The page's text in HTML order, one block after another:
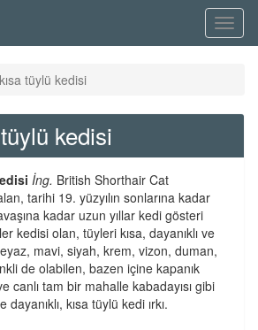
Menü
tüylü kedisi
kedisi
İng. British Shorthair Cat
tarihi 19. yüzyılın sonlarına kadar
kadar uzun yıllar kedi gösteri
kedisi olan, tüyleri kısa, dayanıklı ve
mavi, siyah, krem, vizon, duman,
de olabilen, bazen içine kapanık
canlı tam bir mahalle kabadayısı gibi
kısa tüylü kedi ırkı.